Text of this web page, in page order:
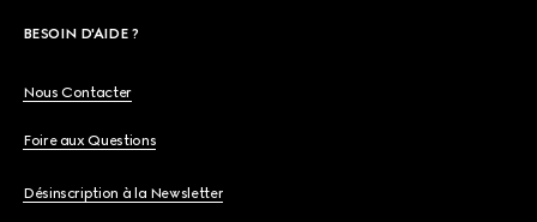
BESOIN D'AIDE ?
Nous Contacter
Foire aux Questions
Désinscription à la Newsletter